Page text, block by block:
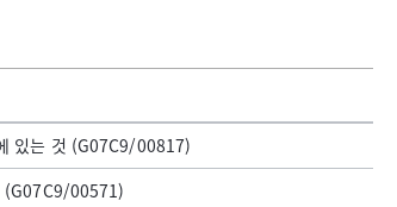
있는 것 (G07C9/00817)
(G07C9/00571)